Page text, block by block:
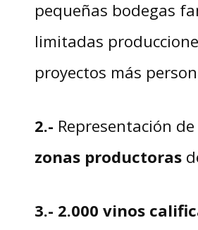
pequeñas bodegas
limitadas
proyectos más
2.- Representación
zonas productoras
3.- 2.000 vinos